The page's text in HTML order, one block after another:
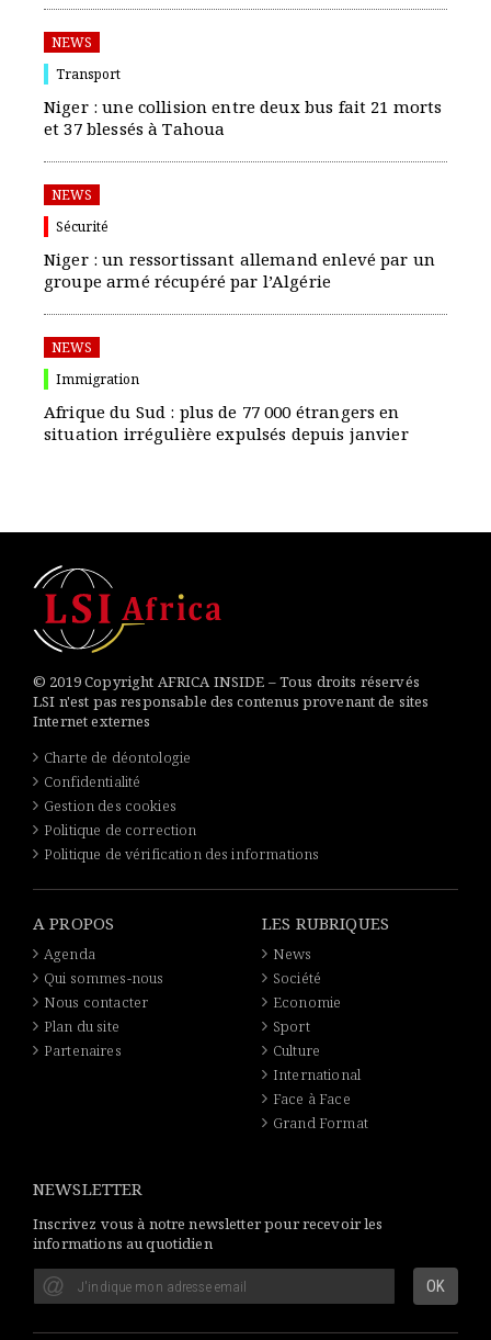
NEWS
Transport
Niger : une collision entre deux bus fait 21 morts
et 37 blessés à Tahoua
NEWS
Sécurité
Niger : un ressortissant allemand enlevé par un
groupe armé récupéré par l’Algérie
NEWS
Immigration
Afrique du Sud : plus de 77 000 étrangers en
situation irrégulière expulsés depuis janvier
© 2019 Copyright AFRICA INSIDE – Tous droits réservés
LSI n'est pas responsable des contenus provenant de sites
Internet externes
Charte de déontologie
Confidentialité
Gestion des cookies
Politique de correction
Politique de vérification des informations
A PROPOS
Agenda
Qui sommes-nous
Nous contacter
Plan du site
Partenaires
LES RUBRIQUES
News
Société
Economie
Sport
Culture
International
Face à Face
Grand Format
NEWSLETTER
Inscrivez vous à notre newsletter pour recevoir les
informations au quotidien